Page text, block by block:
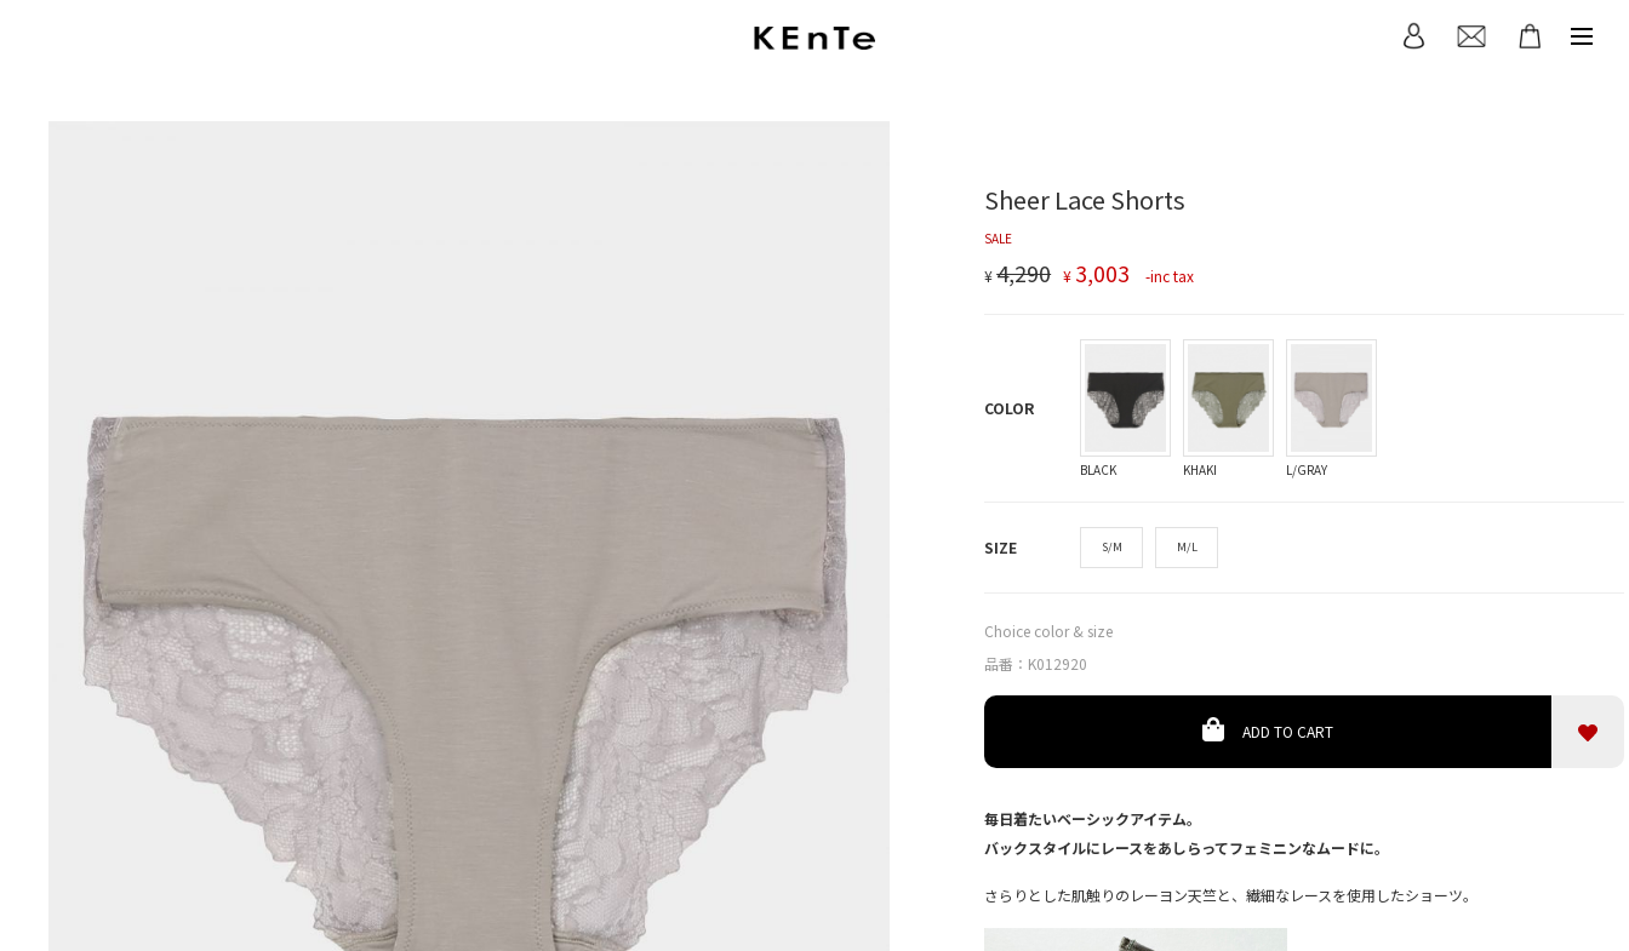
Sheer Lace Shorts
SALE
¥4,290 ¥ 3,003 -inc tax
COLOR
BLACK KHAKI L/GRAY
SIZE S/M M/L
Choice color & size
品番：K012920
ADD TO CART
毎日着たいベーシックアイテム。
バックスタイルにレースをあしらってフェミニンなムードに。
さらりとした肌触りのレーヨン天竺と、繊細なレースを使用したショーツ。